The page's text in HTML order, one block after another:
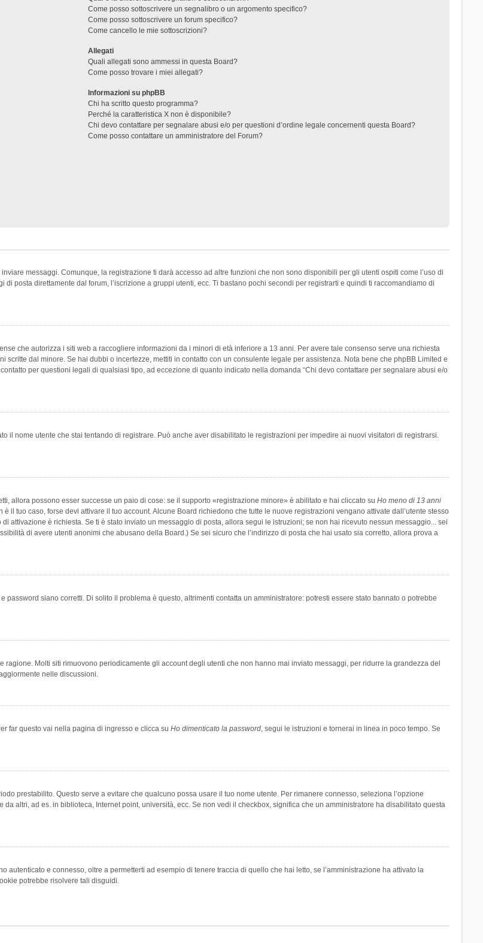
Come posso sottoscrivere un segnalibro o un argomento specifico?
Come posso sottoscrivere un forum specifico?
Come cancello le mie sottoscrizioni?
Allegati
Quali allegati sono ammessi in questa Board?
Come posso trovare i miei allegati?
Informazioni su phpBB
Chi ha scritto questo programma?
Perché la caratteristica X non è disponibile?
Chi devo contattare per segnalare abusi e/o per questioni d’ordine legale concernenti questa Board?
Come posso contattare un amministratore del Forum?
messaggi. Comunque, la registrazione ti darà accesso ad altre funzioni che non sono disponibili per gli utenti ospiti come l’uso di
posta direttamente dal forum, l’iscrizione a gruppi utenti, ecc. Ti bastano pochi secondi per registrarti e quindi ti raccomandiamo di
che autorizza i siti web a raccogliere informazioni da i minori di età inferiore a 13 anni. Per avere tale consenso serve una richiesta
dal minore. Se hai dubbi o incertezze, mettiti in contatto con un consulente legale per assistenza. Nota bene che phpBB Limited e
per questioni legali di qualsiasi tipo, ad eccezione di quanto indicato nella domanda “Chi devo contattare per segnalare abusi e/o
il nome utente che stai tentando di registrare. Può anche aver disabilitato le registrazioni per impedire ai nuovi visitatori di registrarsi.
allora possono esser successe un paio di cose: se il supporto «registrazione minore» è abilitato e hai cliccato su Ho meno di 13 anni
il tuo caso, forse devi attivare il tuo account. Alcune Board richiedono che tutte le nuove registrazioni vengano attivate dall’utente stesso
attivazione è richiesta. Se ti è stato inviato un messaggio di posta, allora segui le istruzioni; se non hai ricevuto nessun messaggio... sei
di avere utenti anonimi che abusano della Board.) Se sei sicuro che l’indirizzo di posta che hai usato sia corretto, allora prova a
siano corretti. Di solito il problema è questo, altrimenti contatta un amministratore: potresti essere stato bannato o potrebbe
Molti siti rimuovono periodicamente gli account degli utenti che non hanno mai inviato messaggi, per ridurre la grandezza del
nelle discussioni.
far questo vai nella pagina di ingresso e clicca su Ho dimenticato la password, segui le istruzioni e tornerai in linea in poco tempo. Se
prestabilito. Questo serve a evitare che qualcuno possa usare il tuo nome utente. Per rimanere connesso, seleziona l’opzione
altri, ad es. in biblioteca, Internet point, università, ecc. Se non vedi il checkbox, significa che un amministratore ha disabilitato questa
autenticato e connesso, oltre a permetterti ad esempio di tenere traccia di quello che hai letto, se l’amministrazione ha attivato la
potrebbe risolvere tali disguidi.